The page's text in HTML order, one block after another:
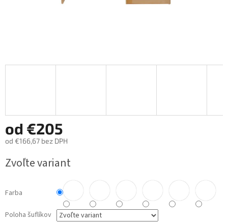
od €205
od €166,67 bez DPH
cena:
Zvoľte variant
Farba
Poloha šuflíkov